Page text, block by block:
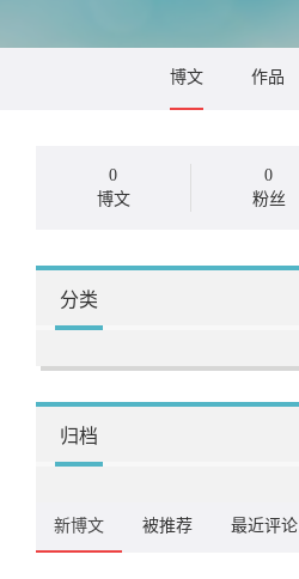
博文 作品
0
博文
0
粉丝
分类
归档
新博文 被推荐 最近评论